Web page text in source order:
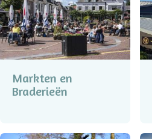
Markten en
Braderieën